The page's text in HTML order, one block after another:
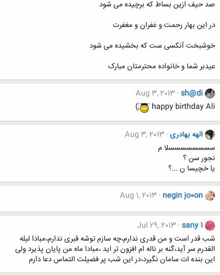
صد حیف ازین بساط که برچیده می شود
در این بهار رحمت و غفران و مغفرت
خوشبخت آنکسی ست که بخشیده می شود
عیدبر شما و خانواده محترمتان مبارک
sh@di
Aug 3, 2013
happy birthday Ali
)
الهه بهادری Aug 3, 2013
سسسسسسسسلا م
نجور سن ؟
یا خچیسا ن ...؟
negin jo0on
Aug 1, 2013
sany 1
Jul 29, 2013
شب قدر است و من قدری ندارم،چه سازم توشه قبری ندارم،مبادا لیله
القدرم سر آید،گنه بر ناله ام افزون تر اید ،مبادا ماه من پایان پذیرد ولی
این بنده ات سامان نگیرد،در این شب پر فضیلت التماس دعا دارم